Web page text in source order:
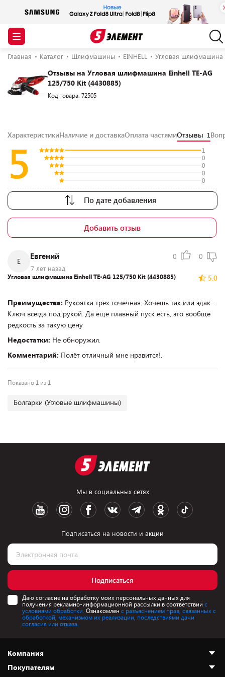
Главная Каталог Шлифмашины EINHELL Угловая шлифмашина
Отзывы на Угловая шлифмашина Einhell TE-AG
125/750 Kit (4430885)
Код товара: 72505
ХарактеристикиНаличие и доставкаОплата частямиОтзывы 1
5
1
0
0
0
0
По дате добавления
Добавить отзыв
Е
Евгений
7 лет назад
0 0
5.0
Угловая шлифмашина Einhell TE-AG 125/750 Kit (4430885)
Преимущества: Рукоятка трёх точечная. Хочешь так или эдак .
Ключ всегда под рукой. Да ещё плавный пуск есть, это вообще
редкость за такую цену
Недостатки: Не обноружил.
Комментарий: Полёт отличный мне нравится!.
Показано 1 из 1
Болгарки (Угловые шлифмашины)
Мы в социальных сетях
Подписаться на новости и акции
Подписаться
Даю согласие на обработку моих персональных данных для
получения рекламно-информационной рассылки в соответствии с
условиями обработки. Ознакомлен с разъяснением прав, связанных с
обработкой, механизмом их реализации, последствиями дачи
согласия или отказа.
Компания
О нас
Покупателям